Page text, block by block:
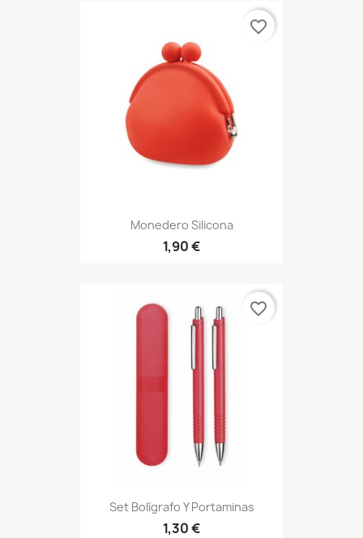
Monedero Silicona
1,90 €
favorite_border
Set Bolígrafo Y Portaminas
1,30 €
favorite_border